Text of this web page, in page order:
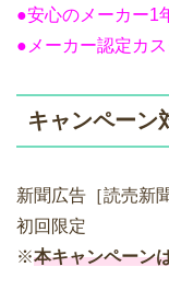
●安心のメーカー1
●メーカー認定カ
キャンペーン
新聞広告［読売新
初回限定
※本キャンペーン